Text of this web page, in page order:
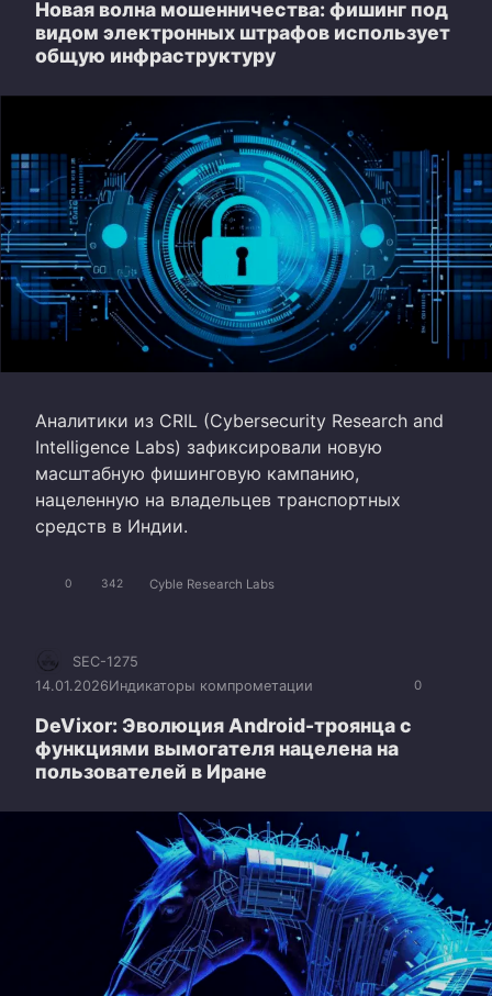
Новая волна мошенничества: фишинг под
видом электронных штрафов использует
общую инфраструктуру
Аналитики из CRIL (Cybersecurity Research and
Intelligence Labs) зафиксировали новую
масштабную фишинговую кампанию,
нацеленную на владельцев транспортных
средств в Индии.
0 342 Cyble Research Labs
0
SEC-1275
14.01.2026Индикаторы компрометации
DeVixor: Эволюция Android-троянца с
функциями вымогателя нацелена на
пользователей в Иране